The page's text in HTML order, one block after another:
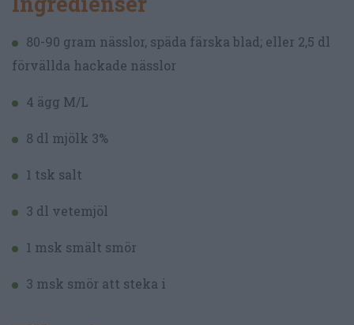
80-90 gram nässlor, späda färska blad; eller 2,5 dl
förvällda hackade nässlor
4 ägg M/L
8 dl mjölk 3%
1 tsk salt
3 dl vetemjöl
1 msk smält smör
3 msk smör att steka i